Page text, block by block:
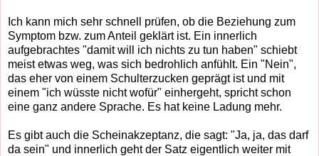
Ich kann mich sehr schnell prüfen, ob die Beziehung zum
Symptom bzw. zum Anteil geklärt ist. Ein innerlich
aufgebrachtes "damit will ich nichts zu tun haben" schiebt
meist etwas weg, was sich bedrohlich anfühlt. Ein "Nein",
das eher von einem Schulterzucken geprägt ist und mit
einem "ich wüsste nicht wofür" einhergeht, spricht schon
eine ganz andere Sprache. Es hat keine Ladung mehr.
Es gibt auch die Scheinakzeptanz, die sagt: "Ja, ja, das darf
da sein" und innerlich geht der Satz eigentlich weiter mit